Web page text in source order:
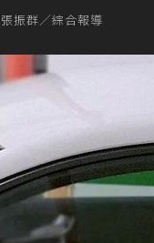
振群／綜合報導